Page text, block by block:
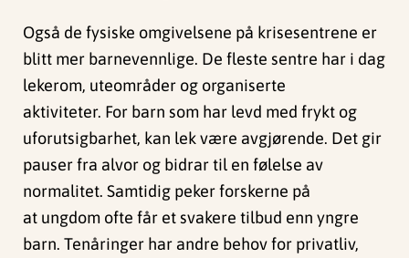
Også de fysiske omgivelsene på krisesentrene er
blitt mer barnevennlige. De fleste sentre har i dag
lekerom, uteområder og organiserte
aktiviteter. For barn som har levd med frykt og
uforutsigbarhet, kan lek være avgjørende. Det gir
pauser fra alvor og bidrar til en følelse av
normalitet. Samtidig peker forskerne på
at ungdom ofte får et svakere tilbud enn yngre
barn. Tenåringer har andre behov for privatliv,